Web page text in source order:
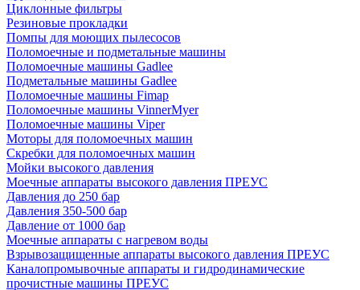
Циклонные фильтры
Резиновые прокладки
Помпы для моющих пылесосов
Поломоечные и подметальные машины
Поломоечные машины Gadlee
Подметальные машины Gadlee
Поломоечные машины Fimap
Поломоечные машины VinnerMyer
Поломоечные машины Viper
Моторы для поломоечных машин
Скребки для поломоечных машин
Мойки высокого давления
Моечные аппараты высокого давления ПРЕУС
Давления до 250 бар
Давления 350-500 бар
Давление от 1000 бар
Моечные аппараты с нагревом воды
Взрывозащищенные аппараты высокого давления ПРЕУС
Каналопромывочные аппараты и гидродинамические
прочистные машины ПРЕУС